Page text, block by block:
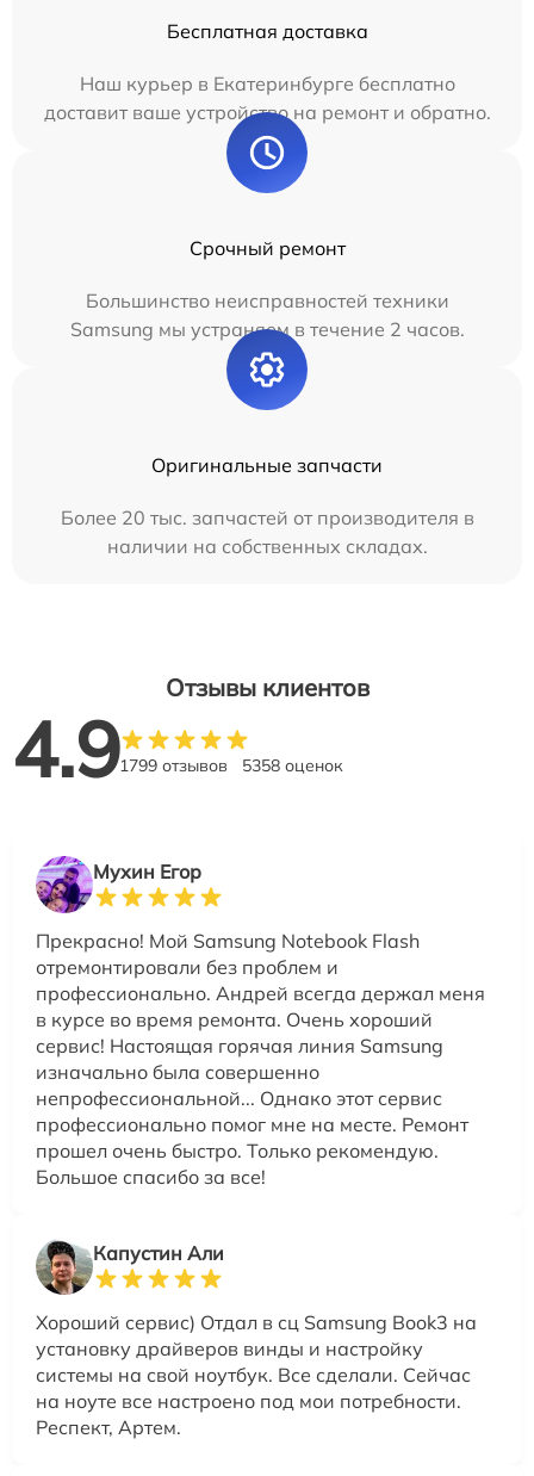
Бесплатная доставка
Наш курьер в Екатеринбурге бесплатно
доставит ваше устройство на ремонт и обратно.
Срочный ремонт
Большинство неисправностей техники
Samsung мы устраняем в течение 2 часов.
Оригинальные запчасти
Более 20 тыс. запчастей от производителя в
наличии на собственных складах.
Отзывы клиентов
4.91799 отзывов 5358 оценок
Мухин Егор
Прекрасно! Мой Samsung Notebook Flash
отремонтировали без проблем и
профессионально. Андрей всегда держал меня
в курсе во время ремонта. Очень хороший
сервис! Настоящая горячая линия Samsung
изначально была совершенно
непрофессиональной... Однако этот сервис
профессионально помог мне на месте. Ремонт
прошел очень быстро. Только рекомендую.
Большое спасибо за все!
Капустин Али
Хороший сервис) Отдал в сц Samsung Book3 на
установку драйверов винды и настройку
системы на свой ноутбук. Все сделали. Сейчас
на ноуте все настроено под мои потребности.
Респект, Артем.